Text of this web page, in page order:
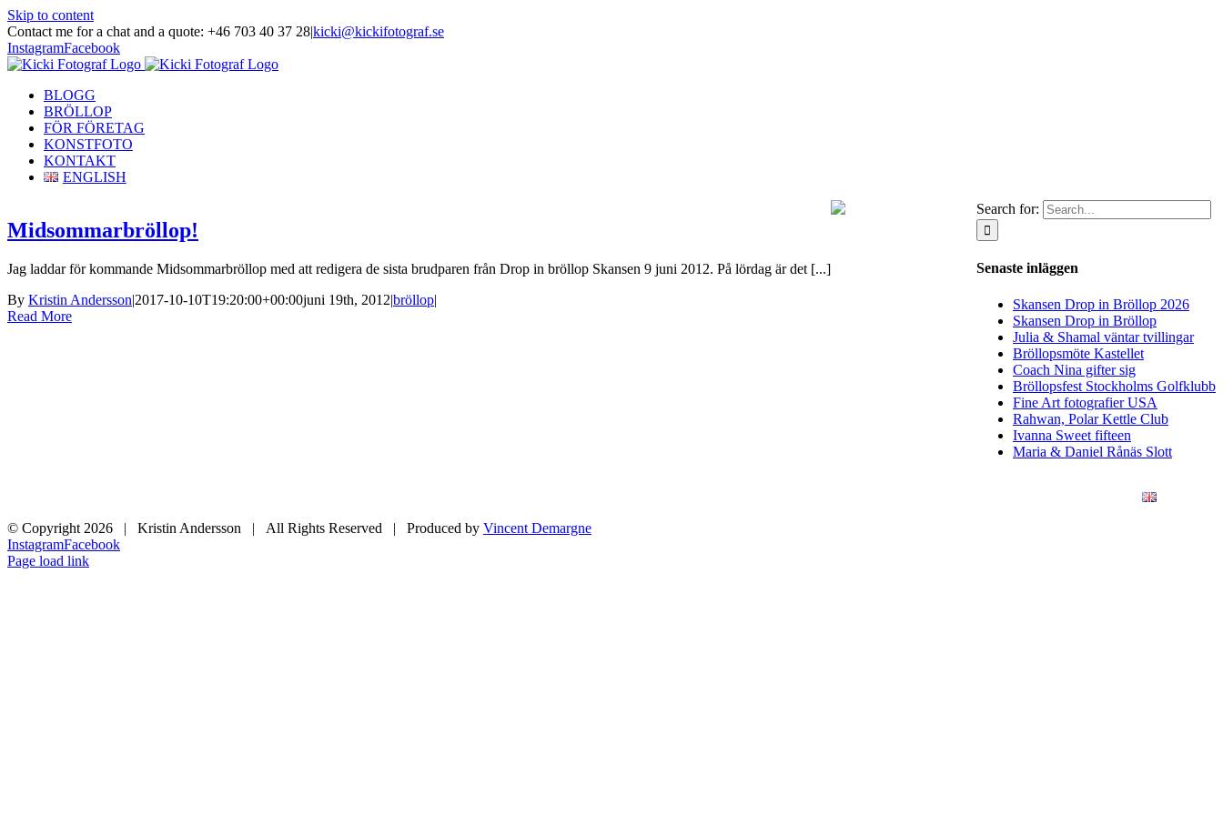
Skip to content
Contact me for a chat and a quote: +46 703 40 37 28|kicki@kickifotograf.se
InstagramFacebook
BLOGG
BRÖLLOP
FÖR FÖRETAG
KONSTFOTO
KONTAKT
ENGLISH
Midsommarbröllop!
Jag laddar för kommande Midsommarbröllop med att redigera de sista brudparen från Drop in bröllop Skansen 9 juni 2012. På lördag är det [...]
By Kristin Andersson|2017-10-10T19:20:00+00:00juni 19th, 2012|bröllop|
Read More
Search for:
Senaste inläggen
Skansen Drop in Bröllop 2026
Skansen Drop in Bröllop
Julia & Shamal väntar tvillingar
Bröllopsmöte Kastellet
Coach Nina gifter sig
Bröllopsfest Stockholms Golfklubb
Fine Art fotografier USA
Rahwan, Polar Kettle Club
Ivanna Sweet fifteen
Maria & Daniel Rånäs Slott
© Copyright 2026 | Kristin Andersson | All Rights Reserved | Produced by Vincent Demargne
InstagramFacebook
Page load link